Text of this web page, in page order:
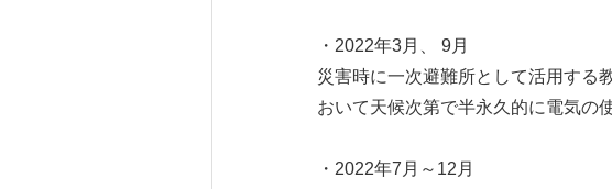
・2022年3月、 9月
災害時に一次避難所として活用する
おいて天候次第で半永久的に電気の
・2022年7月～12月